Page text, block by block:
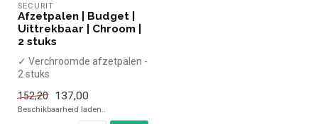
SECURIT
Afzetpalen | Budget |
Uittrekbaar | Chroom |
2 stuks
✓ Verchroomde afzetpalen -
2 stuks
bevestigen
✓ Met 200...
152,20 137,00
Beschikbaarheid laden..